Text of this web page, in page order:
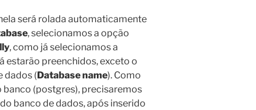
será rolada automaticamente
, selecionamos a opção
, como já selecionamos a
estarão preenchidos, exceto o
dados (Database name). Como
(postgres), precisaremos
banco de dados, após inserido